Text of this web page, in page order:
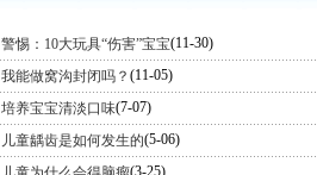
警惕：10大玩具“伤害”宝宝(11-30)
我能做窝沟封闭吗？ (11-05)
培养宝宝清淡口味(7-07)
儿童龋齿是如何发生的(5-06)
(3-25)